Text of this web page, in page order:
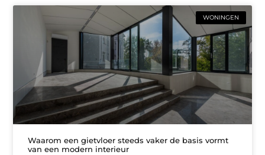
WONINGEN
Waarom een gietvloer steeds vaker de basis vormt
van een modern interieur